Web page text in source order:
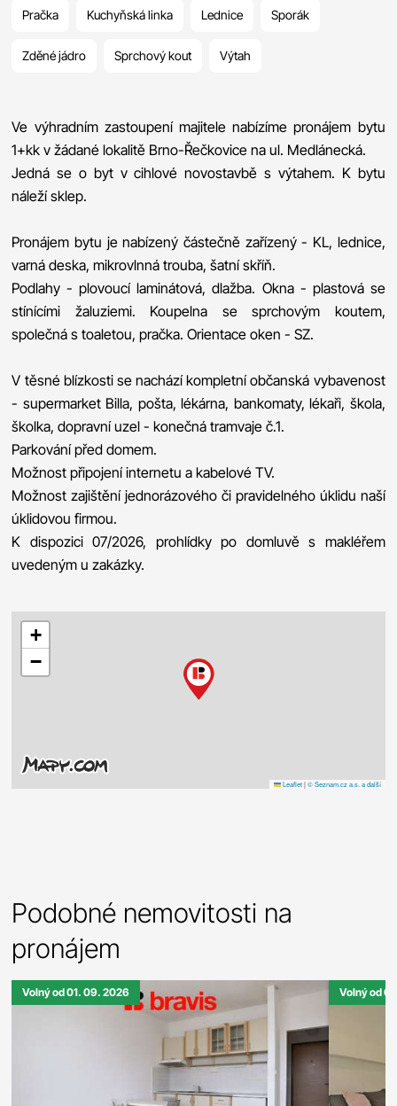
Pračka Kuchyňská linka Lednice Sporák
Zděné jádro Sprchový kout Výtah
Ve výhradním zastoupení majitele nabízíme pronájem bytu
1+kk v žádané lokalitě Brno-Řečkovice na ul. Medlánecká.
Jedná se o byt v cihlové novostavbě s výtahem. K bytu
náleží sklep.
Pronájem bytu je nabízený částečně zařízený - KL, lednice,
varná deska, mikrovlnná trouba, šatní skříň.
Podlahy - plovoucí laminátová, dlažba. Okna - plastová se
stínícími žaluziemi. Koupelna se sprchovým koutem,
společná s toaletou, pračka. Orientace oken - SZ.
V těsné blízkosti se nachází kompletní občanská vybavenost
- supermarket Billa, pošta, lékárna, bankomaty, lékaři, škola,
školka, dopravní uzel - konečná tramvaje č.1.
Parkování před domem.
Možnost připojení internetu a kabelové TV.
Možnost zajištění jednorázového či pravidelného úklidu naší
úklidovou firmou.
K dispozici 07/2026, prohlídky po domluvě s makléřem
uvedeným u zakázky.
+
−
Leaflet | © Seznam.cz a.s. a další
Podobné nemovitosti na
pronájem
Volný od 01. 09. 2026 Volný od